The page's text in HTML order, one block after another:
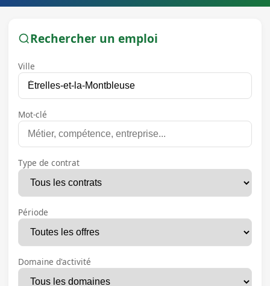
Rechercher un emploi
Ville
Mot-clé
Type de contrat
Période
Domaine d'activité